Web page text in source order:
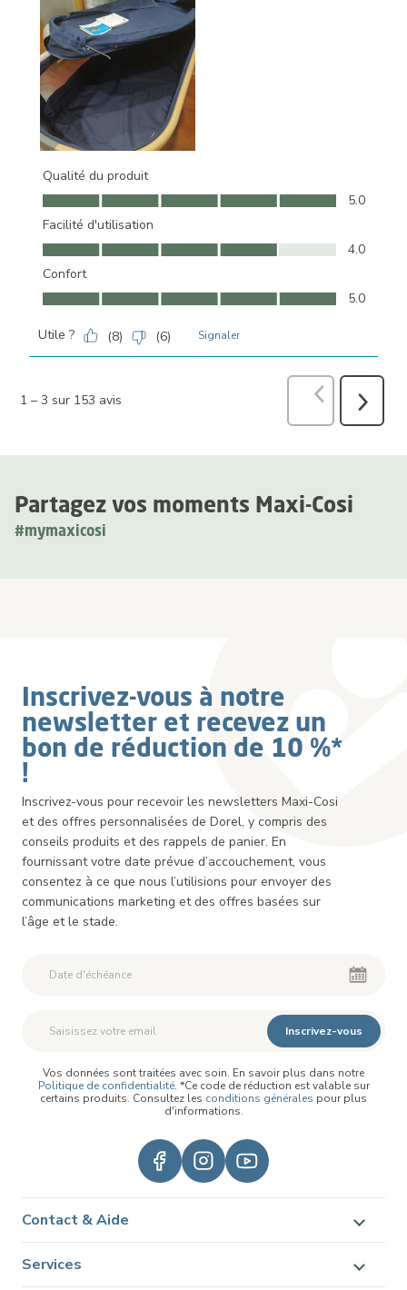
Partagez vos moments Maxi-Cosi
#mymaxicosi
Qualité du produit
Qualité du produit, 5.0 sur 5
5.0
Facilité d'utilisation
Facilité d'utilisation, 4.0 sur 5
4.0
Confort
Confort, 5.0 sur 5
5.0
Utile ? (8) (6) Signaler
1 – 3 sur 153 avis PrécédentSuivant
avis
Inscrivez-vous à notre
newsletter et recevez un
bon de réduction de 10 %*
!
Inscrivez-vous pour recevoir les newsletters Maxi-Cosi
et des offres personnalisées de Dorel, y compris des
conseils produits et des rappels de panier. En
fournissant votre date prévue d’accouchement, vous
consentez à ce que nous l’utilisions pour envoyer des
communications marketing et des offres basées sur
l’âge et le stade.
Deuxième Prénom
Inscrivez-vous
Vos données sont traitées avec soin. En savoir plus dans notre
Politique de confidentialité. *Ce code de réduction est valable sur
certains produits. Consultez les conditions générales pour plus
d'informations.
Contact & Aide
Services